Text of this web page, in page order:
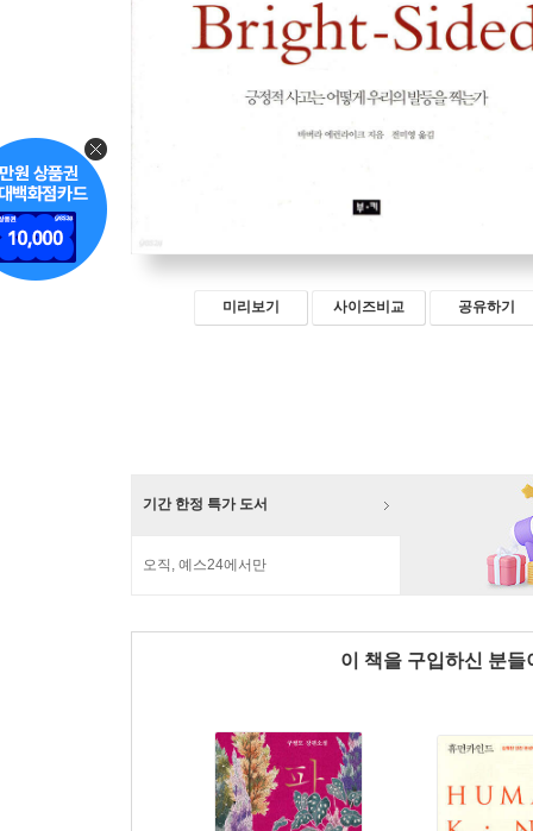
미리보기 사이즈비교 공유하기
기간 한정 특가 도서
오직, 예스24에서만
이 책을 구입하신 분